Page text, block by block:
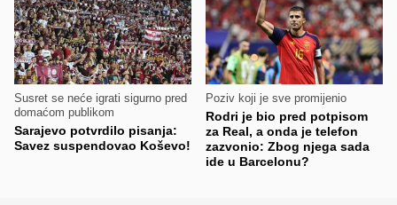
Susret se neće igrati sigurno pred
domaćom publikom
Sarajevo potvrdilo pisanja:
Savez suspendovao Koševo!
Poziv koji je sve promijenio
Rodri je bio pred potpisom
za Real, a onda je telefon
zazvonio: Zbog njega sada
ide u Barcelonu?